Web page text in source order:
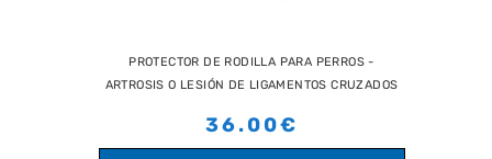
PROTECTOR DE RODILLA PARA PERROS -
ARTROSIS O LESIÓN DE LIGAMENTOS CRUZADOS
36.00€